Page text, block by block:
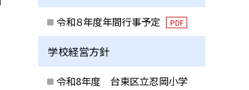
令和８年度年間行事予定 PDF
学校経営方針
令和8年度 台東区立忍岡小学